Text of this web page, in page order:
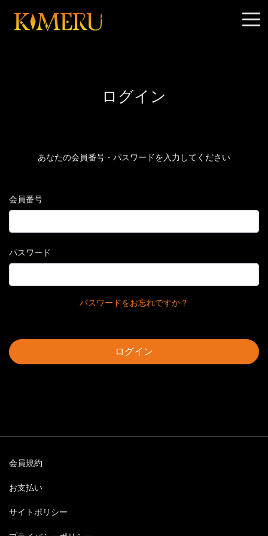
ログイン
あなたの会員番号・パスワードを入力してください
会員番号
パスワード
パスワードをお忘れですか？
ログイン
会員規約
お支払い
サイトポリシー